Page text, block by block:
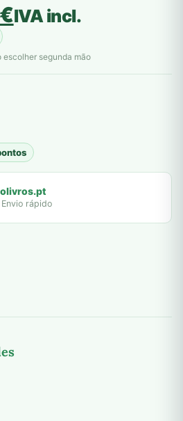
€IVA incl.
escolher segunda mão
rápido